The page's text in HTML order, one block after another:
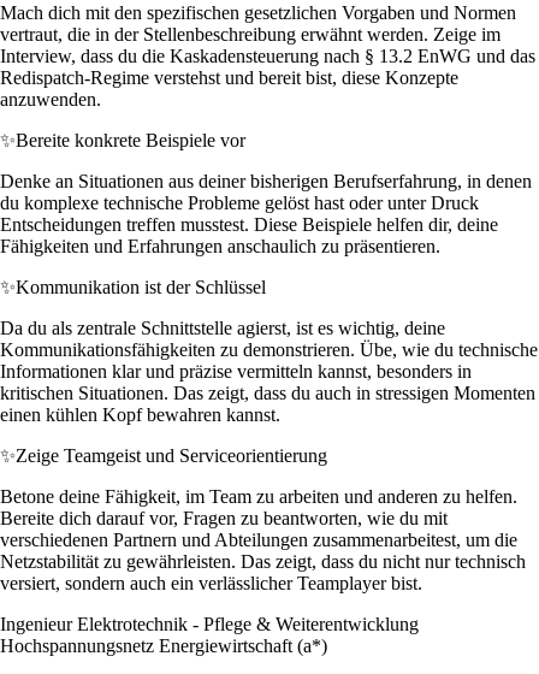
Mach dich mit den spezifischen gesetzlichen Vorgaben und Normen
vertraut, die in der Stellenbeschreibung erwähnt werden. Zeige im
Interview, dass du die Kaskadensteuerung nach § 13.2 EnWG und das
Redispatch-Regime verstehst und bereit bist, diese Konzepte
anzuwenden.
✨Bereite konkrete Beispiele vor
Denke an Situationen aus deiner bisherigen Berufserfahrung, in denen
du komplexe technische Probleme gelöst hast oder unter Druck
Entscheidungen treffen musstest. Diese Beispiele helfen dir, deine
Fähigkeiten und Erfahrungen anschaulich zu präsentieren.
✨Kommunikation ist der Schlüssel
Da du als zentrale Schnittstelle agierst, ist es wichtig, deine
Kommunikationsfähigkeiten zu demonstrieren. Übe, wie du technische
Informationen klar und präzise vermitteln kannst, besonders in
kritischen Situationen. Das zeigt, dass du auch in stressigen Momenten
einen kühlen Kopf bewahren kannst.
✨Zeige Teamgeist und Serviceorientierung
Betone deine Fähigkeit, im Team zu arbeiten und anderen zu helfen.
Bereite dich darauf vor, Fragen zu beantworten, wie du mit
verschiedenen Partnern und Abteilungen zusammenarbeitest, um die
Netzstabilität zu gewährleisten. Das zeigt, dass du nicht nur technisch
versiert, sondern auch ein verlässlicher Teamplayer bist.
Ingenieur Elektrotechnik - Pflege & Weiterentwicklung
Hochspannungsnetz Energiewirtschaft (a*)